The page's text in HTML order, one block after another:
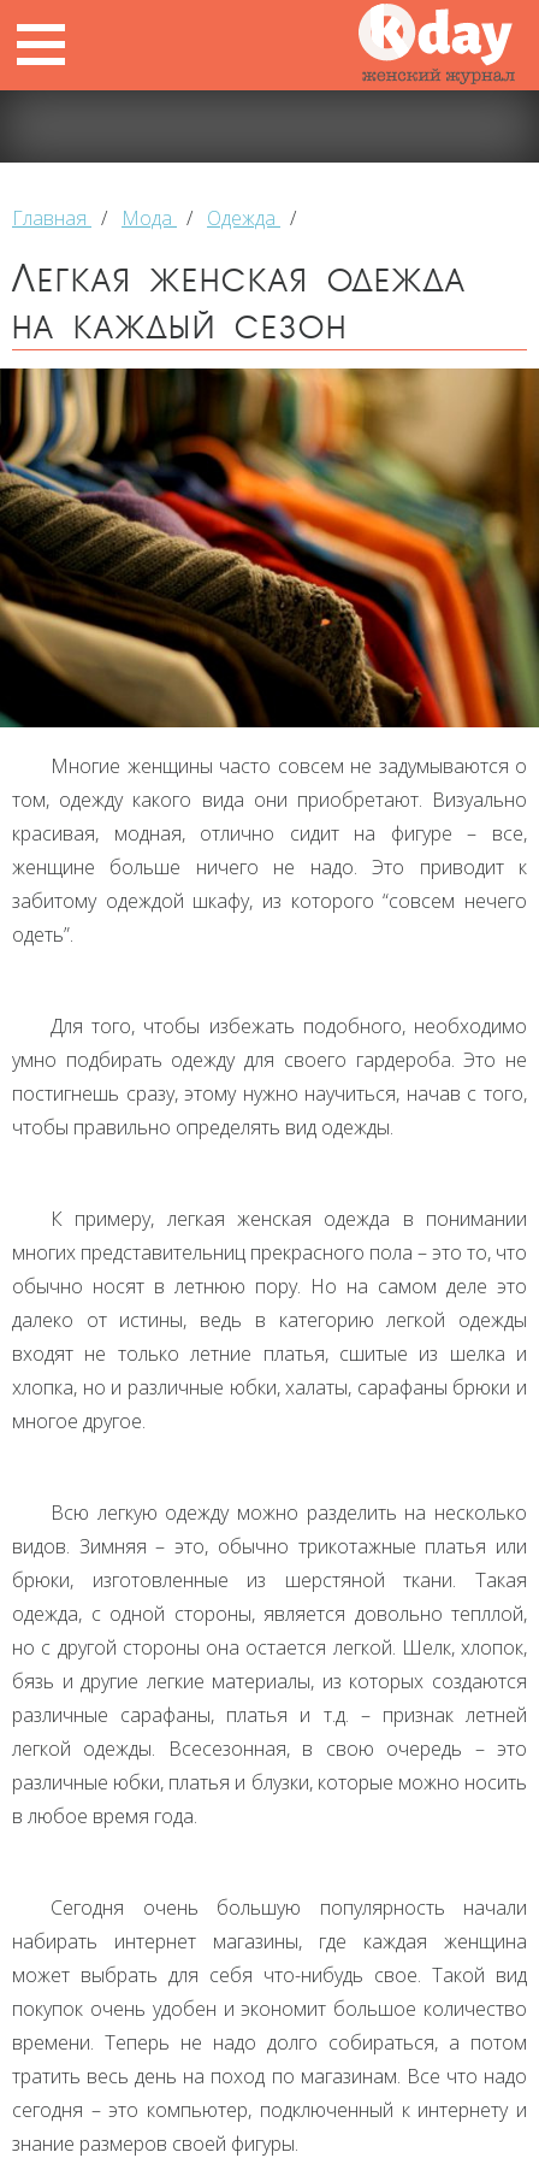
Главная / Мода / Одежда /
Легкая женская одежда
на каждый сезон
Многие женщины часто совсем не задумываются о
том, одежду какого вида они приобретают. Визуально
красивая, модная, отлично сидит на фигуре – все,
женщине больше ничего не надо. Это приводит к
забитому одеждой шкафу, из которого “совсем нечего
одеть”.
Для того, чтобы избежать подобного, необходимо
умно подбирать одежду для своего гардероба. Это не
постигнешь сразу, этому нужно научиться, начав с того,
чтобы правильно определять вид одежды.
К примеру, легкая женская одежда в понимании
многих представительниц прекрасного пола – это то, что
обычно носят в летнюю пору. Но на самом деле это
далеко от истины, ведь в категорию легкой одежды
входят не только летние платья, сшитые из шелка и
хлопка, но и различные юбки, халаты, сарафаны брюки и
многое другое.
Всю легкую одежду можно разделить на несколько
видов. Зимняя – это, обычно трикотажные платья или
брюки, изготовленные из шерстяной ткани. Такая
одежда, с одной стороны, является довольно тепллой,
но с другой стороны она остается легкой. Шелк, хлопок,
бязь и другие легкие материалы, из которых создаются
различные сарафаны, платья и т.д. – признак летней
легкой одежды. Всесезонная, в свою очередь – это
различные юбки, платья и блузки, которые можно носить
в любое время года.
Сегодня очень большую популярность начали
набирать интернет магазины, где каждая женщина
может выбрать для себя что-нибудь свое. Такой вид
покупок очень удобен и экономит большое количество
времени. Теперь не надо долго собираться, а потом
тратить весь день на поход по магазинам. Все что надо
сегодня – это компьютер, подключенный к интернету и
знание размеров своей фигуры.